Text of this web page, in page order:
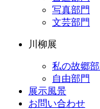
写真部門
文芸部門
川柳展
私の故郷
自由部門
展示風景
お問い合わせ